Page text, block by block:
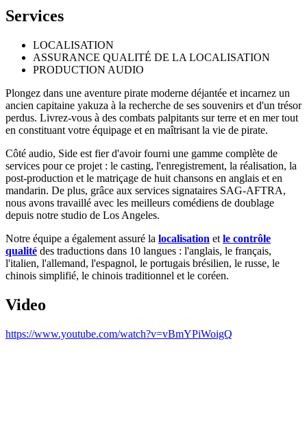
Services
LOCALISATION
ASSURANCE QUALITÉ DE LA LOCALISATION
PRODUCTION AUDIO
Plongez dans une aventure pirate moderne déjantée et incarnez un
ancien capitaine yakuza à la recherche de ses souvenirs et d'un trésor
perdus. Livrez-vous à des combats palpitants sur terre et en mer tout
en constituant votre équipage et en maîtrisant la vie de pirate.
Côté audio, Side est fier d'avoir fourni une gamme complète de
services pour ce projet : le casting, l'enregistrement, la réalisation, la
post-production et le matriçage de huit chansons en anglais et en
mandarin. De plus, grâce aux services signataires SAG-AFTRA,
nous avons travaillé avec les meilleurs comédiens de doublage
depuis notre studio de Los Angeles.
Notre équipe a également assuré la localisation et le contrôle
qualité des traductions dans 10 langues : l'anglais, le français,
l'italien, l'allemand, l'espagnol, le portugais brésilien, le russe, le
chinois simplifié, le chinois traditionnel et le coréen.
Video
https://www.youtube.com/watch?v=vBmYPiWoigQ